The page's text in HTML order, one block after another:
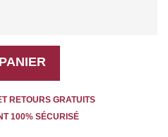
RETOURS GRATUITS
100% SÉCURISÉ